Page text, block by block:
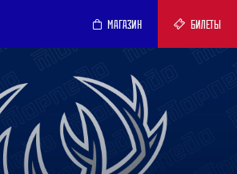
МАГАЗИН БИЛЕТЫ